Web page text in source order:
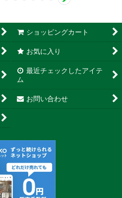
ショッピングカート
お気に入り
最近チェックしたアイテ
ム
お問い合わせ